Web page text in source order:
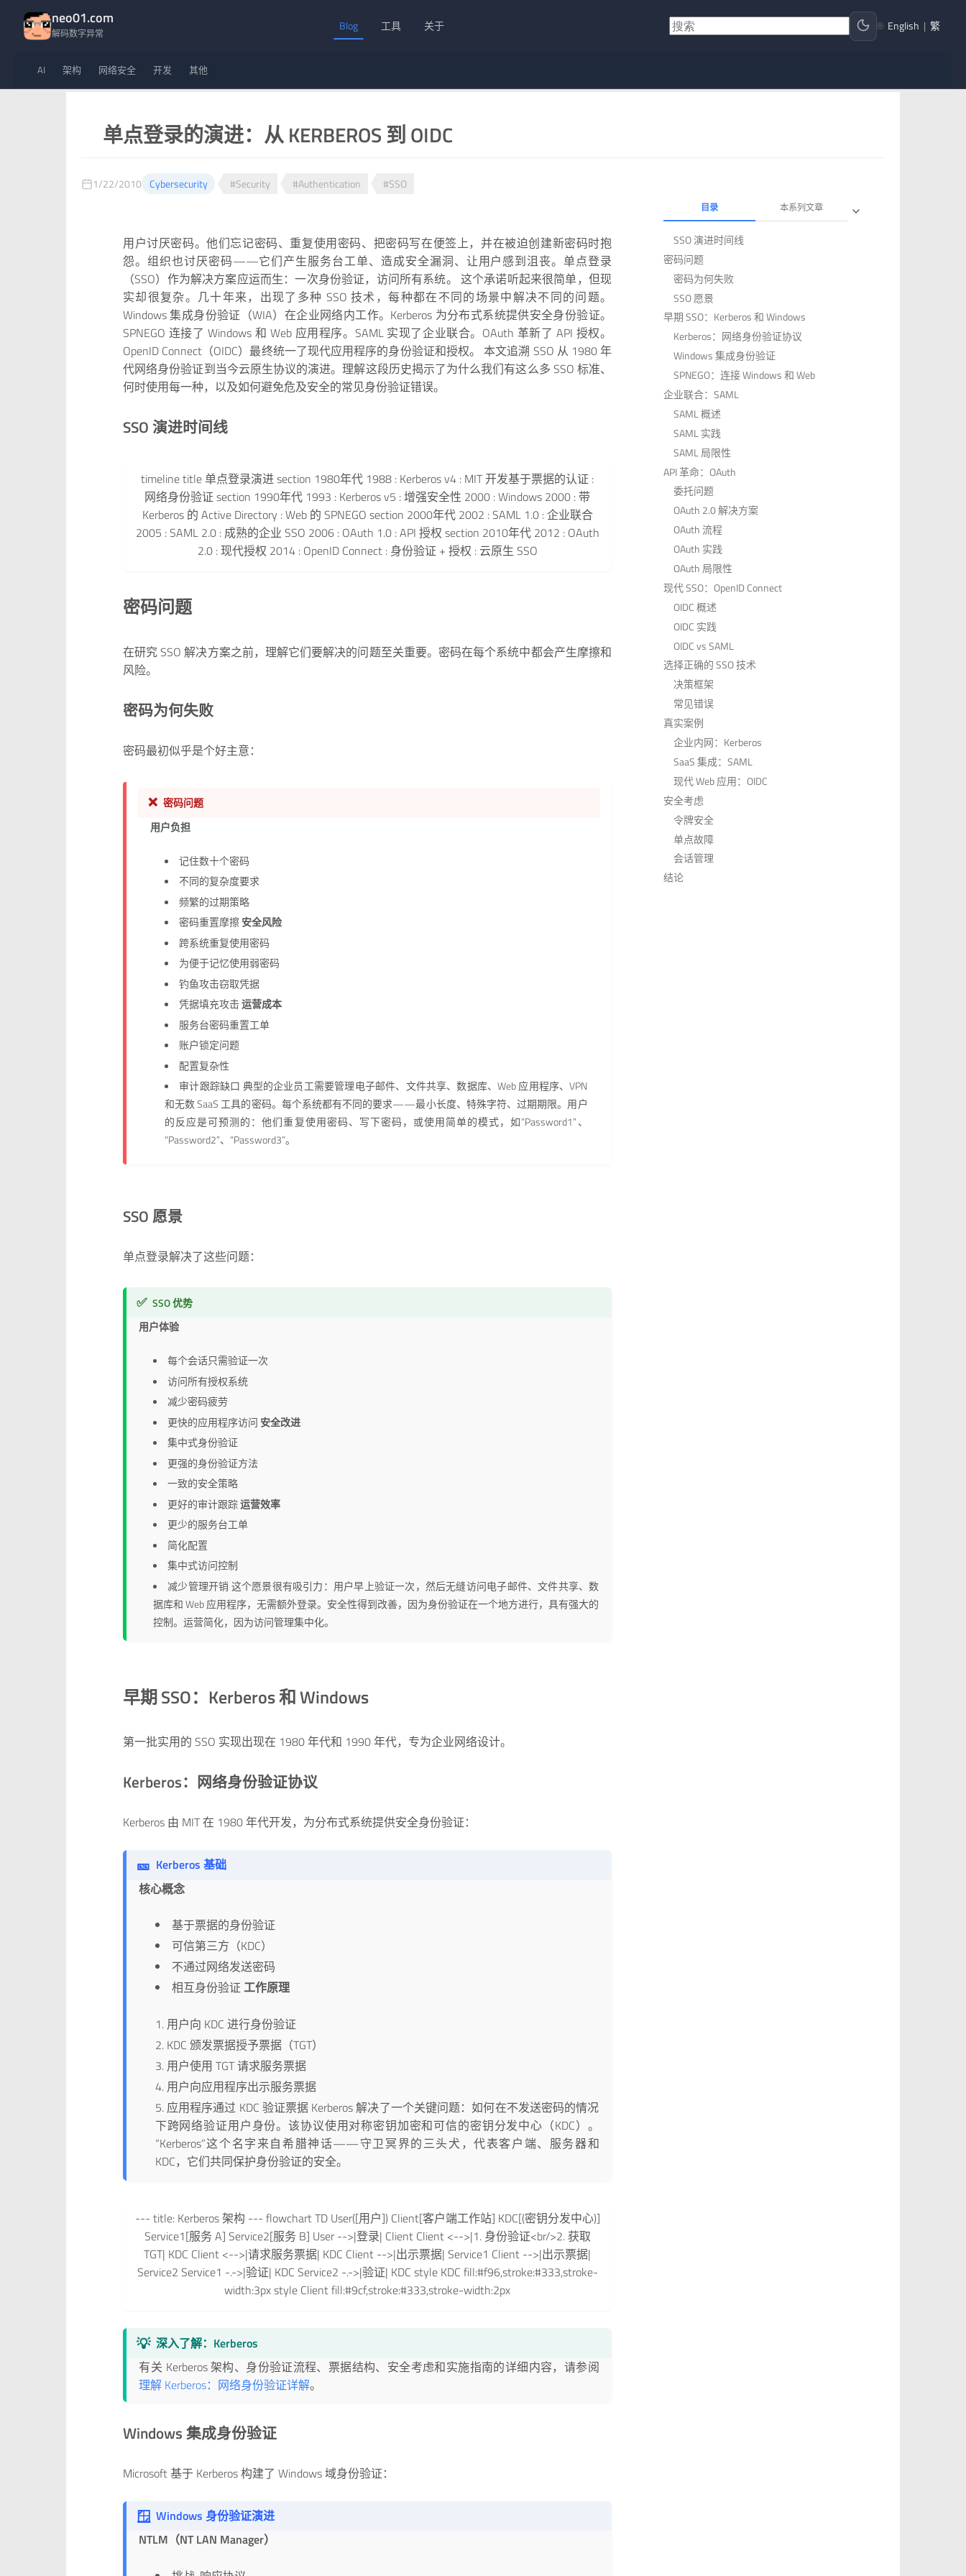
neo01.com
解码数字异常
Blog 工具 关于 🌐 English | 繁
AI 架构 网络安全 开发 其他
单点登录的演进：从 KERBEROS 到 OIDC
1/22/2010 Cybersecurity #Security #Authentication #SSO
目录 本系列文章
SSO 演进时间线
密码问题
密码为何失败
SSO 愿景
早期 SSO：Kerberos 和 Windows
Kerberos：网络身份验证协议
Windows 集成身份验证
SPNEGO：连接 Windows 和 Web
企业联合：SAML
SAML 概述
SAML 实践
SAML 局限性
API 革命：OAuth
委托问题
OAuth 2.0 解决方案
OAuth 流程
OAuth 实践
OAuth 局限性
现代 SSO：OpenID Connect
OIDC 概述
OIDC 实践
OIDC vs SAML
选择正确的 SSO 技术
决策框架
常见错误
真实案例
企业内网：Kerberos
SaaS 集成：SAML
现代 Web 应用：OIDC
安全考虑
令牌安全
单点故障
会话管理
结论
用户讨厌密码。他们忘记密码、重复使用密码、把密码写在便签上，并在被迫创建新密码时抱
怨。组织也讨厌密码——它们产生服务台工单、造成安全漏洞、让用户感到沮丧。单点登录
（SSO）作为解决方案应运而生：一次身份验证，访问所有系统。 这个承诺听起来很简单，但现
实却很复杂。几十年来，出现了多种 SSO 技术，每种都在不同的场景中解决不同的问题。
Windows 集成身份验证（WIA）在企业网络内工作。Kerberos 为分布式系统提供安全身份验证。
SPNEGO 连接了 Windows 和 Web 应用程序。SAML 实现了企业联合。OAuth 革新了 API 授权。
OpenID Connect（OIDC）最终统一了现代应用程序的身份验证和授权。 本文追溯 SSO 从 1980 年
代网络身份验证到当今云原生协议的演进。理解这段历史揭示了为什么我们有这么多 SSO 标准、
何时使用每一种，以及如何避免危及安全的常见身份验证错误。
SSO 演进时间线
timeline title 单点登录演进 section 1980年代 1988 : Kerberos v4 : MIT 开发基于票据的认证 :
网络身份验证 section 1990年代 1993 : Kerberos v5 : 增强安全性 2000 : Windows 2000 : 带
Kerberos 的 Active Directory : Web 的 SPNEGO section 2000年代 2002 : SAML 1.0 : 企业联合
2005 : SAML 2.0 : 成熟的企业 SSO 2006 : OAuth 1.0 : API 授权 section 2010年代 2012 : OAuth
2.0 : 现代授权 2014 : OpenID Connect : 身份验证 + 授权 : 云原生 SSO
密码问题
在研究 SSO 解决方案之前，理解它们要解决的问题至关重要。密码在每个系统中都会产生摩擦和
风险。
密码为何失败
密码最初似乎是个好主意：
❌ 密码问题
用户负担
记住数十个密码
不同的复杂度要求
频繁的过期策略
密码重置摩擦 安全风险
跨系统重复使用密码
为便于记忆使用弱密码
钓鱼攻击窃取凭据
凭据填充攻击运营成本
服务台密码重置工单
账户锁定问题
配置复杂性
审计跟踪缺口 典型的企业员工需要管理电子邮件、文件共享、数据库、Web 应用程序、VPN
和无数 SaaS 工具的密码。每个系统都有不同的要求——最小长度、特殊字符、过期期限。用户
的反应是可预测的：他们重复使用密码、写下密码，或使用简单的模式，如”Password1”、
“Password2”、“Password3”。
SSO 愿景
单点登录解决了这些问题：
✅ SSO 优势
用户体验
每个会话只需验证一次
访问所有授权系统
减少密码疲劳
更快的应用程序访问 安全改进
集中式身份验证
更强的身份验证方法
一致的安全策略
更好的审计跟踪运营效率
更少的服务台工单
简化配置
集中式访问控制
减少管理开销 这个愿景很有吸引力：用户早上验证一次，然后无缝访问电子邮件、文件共享、数
据库和 Web 应用程序，无需额外登录。安全性得到改善，因为身份验证在一个地方进行，具有强大的
控制。运营简化，因为访问管理集中化。
早期 SSO：Kerberos 和 Windows
第一批实用的 SSO 实现出现在 1980 年代和 1990 年代，专为企业网络设计。
Kerberos：网络身份验证协议
Kerberos 由 MIT 在 1980 年代开发，为分布式系统提供安全身份验证：
🎫 Kerberos 基础
核心概念
基于票据的身份验证
可信第三方（KDC）
不通过网络发送密码
相互身份验证工作原理
用户向 KDC 进行身份验证
KDC 颁发票据授予票据（TGT）
用户使用 TGT 请求服务票据
用户向应用程序出示服务票据
应用程序通过 KDC 验证票据 Kerberos 解决了一个关键问题：如何在不发送密码的情况
下跨网络验证用户身份。该协议使用对称密钥加密和可信的密钥分发中心（KDC）。
“Kerberos”这个名字来自希腊神话——守卫冥界的三头犬，代表客户端、服务器和
KDC，它们共同保护身份验证的安全。
--- title: Kerberos 架构 --- flowchart TD User([用户]) Client[客户端工作站] KDC[(密钥分发中心)]
Service1[服务 A] Service2[服务 B] User -->|登录| Client Client <-->|1. 身份验证<br/>2. 获取
TGT| KDC Client <-->|请求服务票据| KDC Client -->|出示票据| Service1 Client -->|出示票据|
Service2 Service1 -.->|验证| KDC Service2 -.->|验证| KDC style KDC fill:#f96,stroke:#333,stroke-
width:3px style Client fill:#9cf,stroke:#333,stroke-width:2px
💡 深入了解：Kerberos
有关 Kerberos 架构、身份验证流程、票据结构、安全考虑和实施指南的详细内容，请参阅
理解 Kerberos：网络身份验证详解。
Windows 集成身份验证
Microsoft 基于 Kerberos 构建了 Windows 域身份验证：
🪟 Windows 身份验证演进
NTLM（NT LAN Manager）